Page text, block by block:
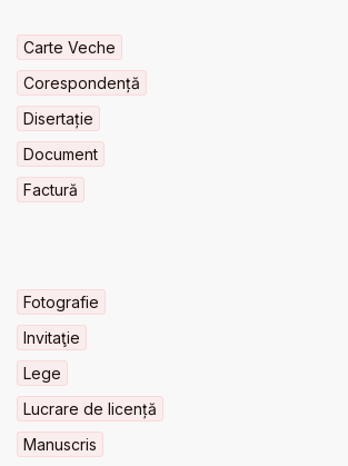
Carte Veche
Corespondență
Disertație
Document
Factură
Fotografie
Invitaţie
Lege
Lucrare de licență
Manuscris